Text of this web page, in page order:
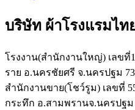
บริษัท ผ้าโรงแรมไท
โรงงาน(สำนักงานใหญ่) เลขที่
ราย อ.นครชัยศรี จ.นครปฐม
สำนักงานขาย(โชว์รูม) เลขที่
กระทึก อ.สามพรานจ.นครปฐ